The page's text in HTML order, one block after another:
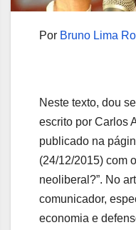
Por Bruno Lima
Neste texto, dou
escrito por Carlos
publicado na
(24/12/2015) com
neoliberal?”. No
comunicador,
economia e